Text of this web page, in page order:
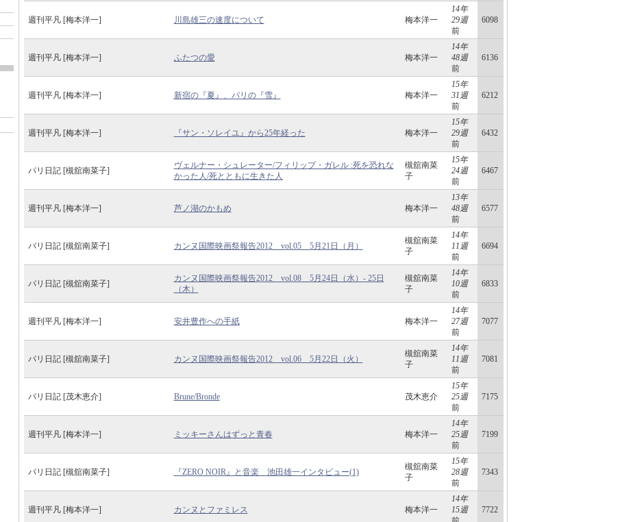
週刊平凡 [梅本洋一] 川島雄三の速度について 梅本洋一
14年
29週
前
6098
週刊平凡 [梅本洋一] ふたつの愛 梅本洋一
14年
48週
前
6136
週刊平凡 [梅本洋一] 新宿の『夏』、パリの『雪』 梅本洋一
15年
31週
前
6212
週刊平凡 [梅本洋一] 『サン・ソレイユ』から25年経った 梅本洋一
15年
29週
前
6432
パリ日記 [槻舘南菜子]
ヴェルナー・シュレーター/フィリップ・ガレル :死を恐れな
かった人/死とともに生きた人
槻舘南菜
子
15年
24週
前
6467
週刊平凡 [梅本洋一] 芦ノ湖のかもめ 梅本洋一
13年
48週
前
6577
パリ日記 [槻舘南菜子] カンヌ国際映画祭報告2012 vol.05 5月21日（月）
槻舘南菜
子
14年
11週
前
6694
パリ日記 [槻舘南菜子]
カンヌ国際映画祭報告2012 vol.08 5月24日（水）- 25日
（木）
槻舘南菜
子
14年
10週
前
6833
週刊平凡 [梅本洋一] 安井豊作への手紙 梅本洋一
14年
27週
前
7077
パリ日記 [槻舘南菜子] カンヌ国際映画祭報告2012 vol.06 5月22日（火）
槻舘南菜
子
14年
11週
前
7081
パリ日記 [茂木恵介] Brune/Bronde 茂木恵介
15年
25週
前
7175
週刊平凡 [梅本洋一] ミッキーさんはずっと青春 梅本洋一
14年
25週
前
7199
パリ日記 [槻舘南菜子] 『ZERO NOIR』と音楽 池田雄一インタビュー(1)
槻舘南菜
子
15年
28週
前
7343
週刊平凡 [梅本洋一] カンヌとファミレス 梅本洋一
14年
15週
7722